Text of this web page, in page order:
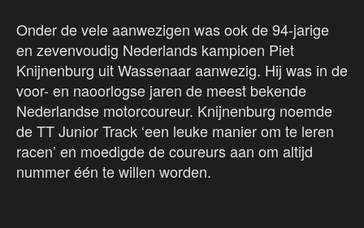
Onder de vele aanwezigen was ook de 94-jarige
en zevenvoudig Nederlands kampioen Piet
Knijnenburg uit Wassenaar aanwezig. Hij was in de
voor- en naoorlogse jaren de meest bekende
Nederlandse motorcoureur. Knijnenburg noemde
de TT Junior Track ‘een leuke manier om te leren
racen’ en moedigde de coureurs aan om altijd
nummer één te willen worden.